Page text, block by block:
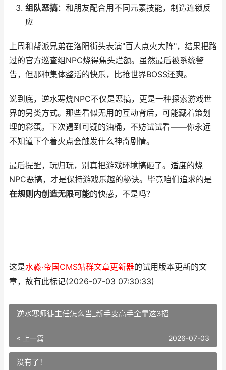
组队恶搞：和朋友配合用不同元素技能，制造连锁反
应
上周和帮派兄弟在洛阳街头表演"百人点火大阵"，结果把路
过的官方巡查组NPC烧得焦头烂额。虽然最后被系统警
告，但那种集体整活的快乐，比抢世界BOSS还爽。
说到底，逆水寒烧NPC不仅是恶搞，更是一种探索游戏世
界的另类方式。那些看似无用的互动背后，可能藏着策划
埋的彩蛋。下次遇到可疑的油桶，不妨试试看——你永远
不知道下个着火点会触发什么神奇剧情。
最后提醒，玩归玩，别真把游戏环境搞砸了。适度的烧
NPC恶搞，才是保持游戏乐趣的秘诀。毕竟咱们追求的是
在规则内创造无限可能的快感，不是吗？
这是水淼·帝国CMS站群文章更新器的试用版本更新的文
章，故有此标记(2026-07-03 07:30:33)
逆水寒师徒主任怎么当_新手变高手全靠这3招
« 上一篇 2026-07-03
没有了！